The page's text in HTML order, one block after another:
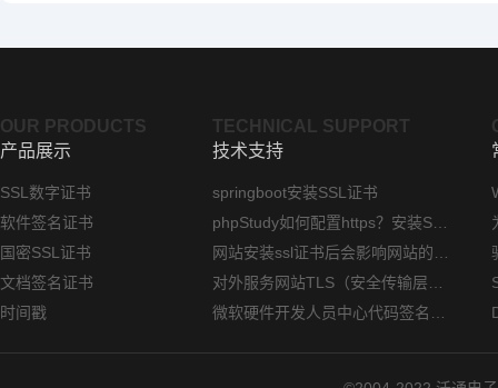
OUR PRODUCTS
产品展示
SSL数字证书
软件签名证书
国密SSL证书
文档签名证书
时间戳
TECHNICAL SUPPORT
技术支持
springboot安装SSL证书